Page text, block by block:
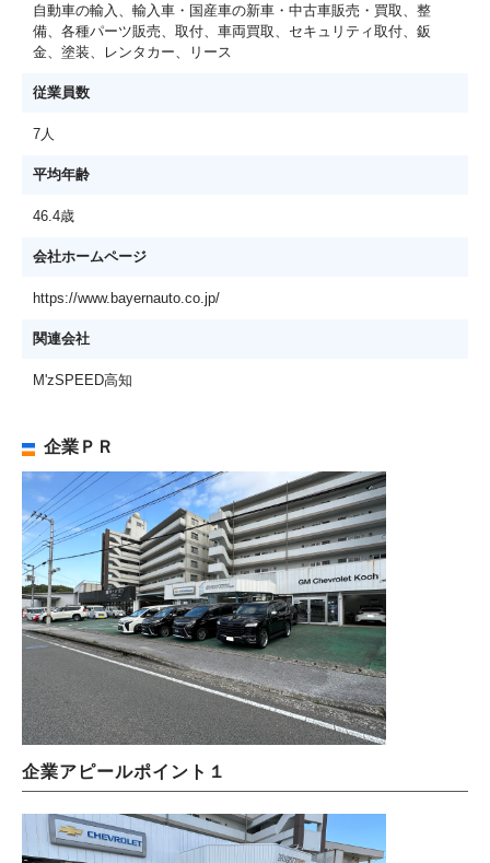
自動車の輸入、輸入車・国産車の新車・中古車販売・買取、整
備、各種パーツ販売、取付、車両買取、セキュリティ取付、鈑
金、塗装、レンタカー、リース
従業員数
7人
平均年齢
46.4歳
会社ホームページ
https://www.bayernauto.co.jp/
関連会社
M'zSPEED高知
企業ＰＲ
企業アピールポイント１